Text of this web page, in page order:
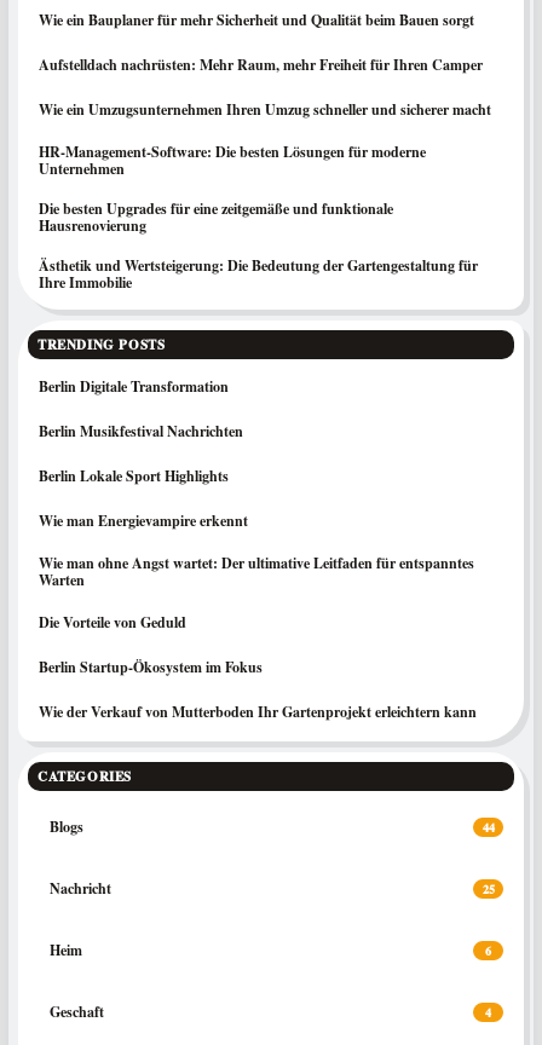
Wie ein Bauplaner für mehr Sicherheit und Qualität beim Bauen sorgt
Aufstelldach nachrüsten: Mehr Raum, mehr Freiheit für Ihren Camper
Wie ein Umzugsunternehmen Ihren Umzug schneller und sicherer macht
HR-Management-Software: Die besten Lösungen für moderne
Unternehmen
Die besten Upgrades für eine zeitgemäße und funktionale
Hausrenovierung
Ästhetik und Wertsteigerung: Die Bedeutung der Gartengestaltung für
Ihre Immobilie
TRENDING POSTS
Berlin Digitale Transformation
Berlin Musikfestival Nachrichten
Berlin Lokale Sport Highlights
Wie man Energievampire erkennt
Wie man ohne Angst wartet: Der ultimative Leitfaden für entspanntes
Warten
Die Vorteile von Geduld
Berlin Startup-Ökosystem im Fokus
Wie der Verkauf von Mutterboden Ihr Gartenprojekt erleichtern kann
CATEGORIES
Blogs 44
Nachricht 25
Heim 6
Geschaft 4